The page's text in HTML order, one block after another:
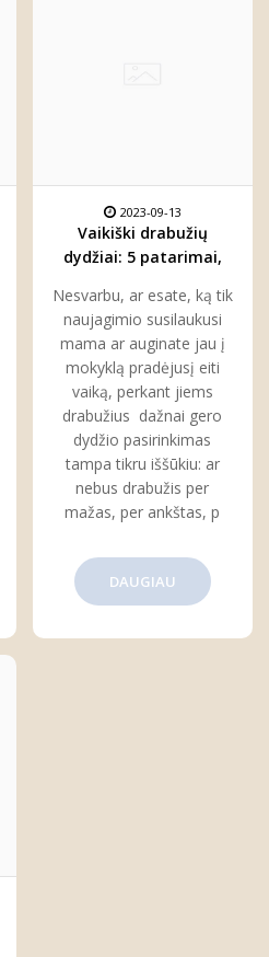
2023-09-13
Vaikiški drabužių
dydžiai: 5 patarimai,
pasirinkti
Nesvarbu, ar esate, ką tik
naujagimio susilaukusi
mama ar auginate jau į
mokyklą pradėjusį eiti
vaiką, perkant jiems
drabužius dažnai gero
dydžio pasirinkimas
tampa tikru iššūkiu: ar
nebus drabužis per
mažas, per ankštas, p
DAUGIAU